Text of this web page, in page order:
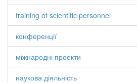
training of scientific personnel
конференції
міжнародні проекти
наукова діяльність